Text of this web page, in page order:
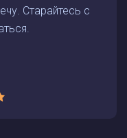
Старайтесь с